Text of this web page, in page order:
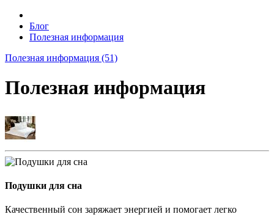
Блог
Полезная информация
Полезная информация (51)
Полезная информация
Подушки для сна
Качественный сон заряжает энергией и помогает легко